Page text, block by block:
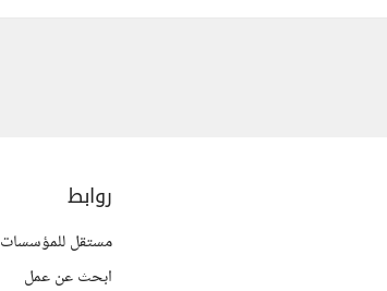
روابط
مستقل للمؤسسات
ابحث عن عمل